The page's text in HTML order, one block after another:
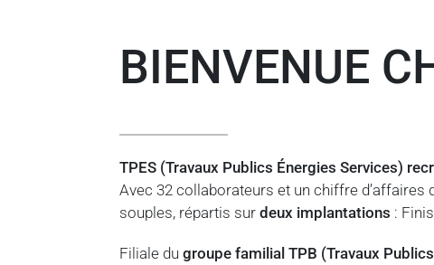
BIENVENUE
TPES (Travaux Publics Énergies Services)
Avec 32 collaborateurs et un chiffre d’affaires
souples, répartis sur deux implantations :
Filiale du groupe familial TPB (Travaux